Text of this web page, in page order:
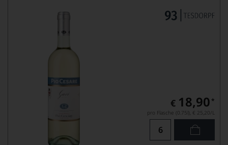
€ 18,90 *
pro Flasche (0.75l), € 25,20/L